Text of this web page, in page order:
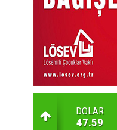
DOLAR
47.59